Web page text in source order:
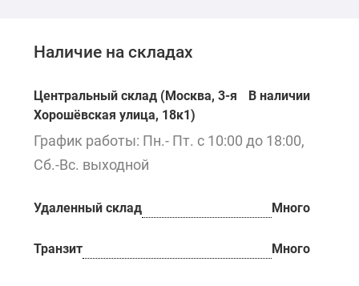
Наличие на складах
Центральный склад (Москва, 3-я
Хорошёвская улица, 18к1)
В наличии
График работы: Пн.- Пт. с 10:00 до 18:00,
Сб.-Вс. выходной
Удаленный склад Много
Транзит Много